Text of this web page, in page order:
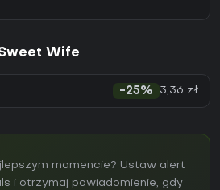
Wife
-25% 3,36 zł
momencie? Ustaw alert
i otrzymaj powiadomienie, gdy